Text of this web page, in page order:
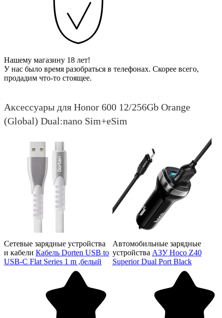
Нашему магазину 18 лет!
У нас было время разобраться в телефонах. Скорее всего,
продадим что-то стоящее.
Аксессуары для Honor 600 12/256Gb Orange
(Global) Dual:nano Sim+eSim
Сетевые зарядные устройства
и кабели Кабель Dorten USB to
USB-C Flat Series 1 m ,белый
Автомобильные зарядные
устройства АЗУ Hoco Z40
Superior Dual Port Black